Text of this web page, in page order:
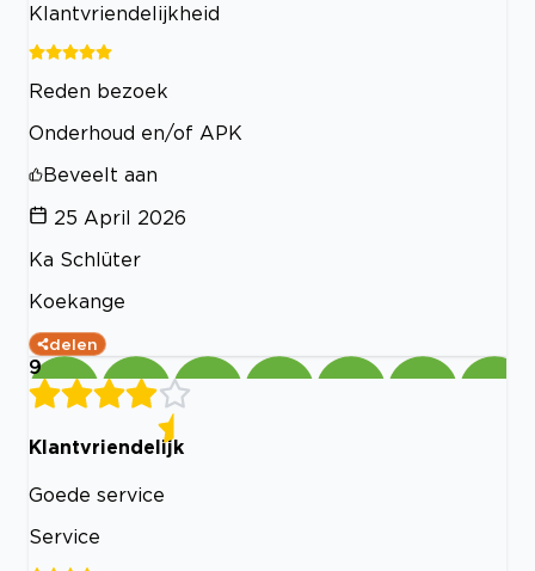
Klantvriendelijkheid
Reden bezoek
Onderhoud en/of APK
Beveelt aan
25 April 2026
Ka Schlüter
Koekange
delen
9
Klantvriendelijk
Goede service
Service